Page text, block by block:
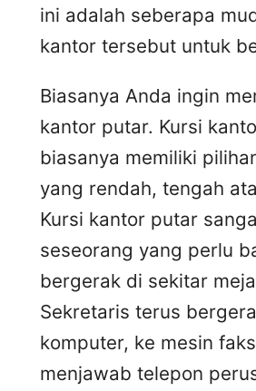
ini adalah seberapa
kantor tersebut untuk
Biasanya Anda ingin
kantor putar. Kursi
biasanya memiliki
yang rendah, tengah
Kursi kantor putar
seseorang yang perlu
bergerak di sekitar
Sekretaris terus
komputer, ke mesin
menjawab telepon